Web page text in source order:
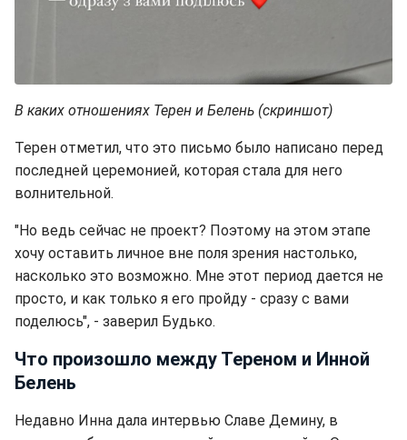
В каких отношениях Терен и Белень (скриншот)
Терен отметил, что это письмо было написано перед
последней церемонией, которая стала для него
волнительной.
"Но ведь сейчас не проект? Поэтому на этом этапе
хочу оставить личное вне поля зрения настолько,
насколько это возможно. Мне этот период дается не
просто, и как только я его пройду - сразу с вами
поделюсь", - заверил Будько.
Что произошло между Тереном и Инной
Белень
Недавно Инна дала интервью Славе Демину, в